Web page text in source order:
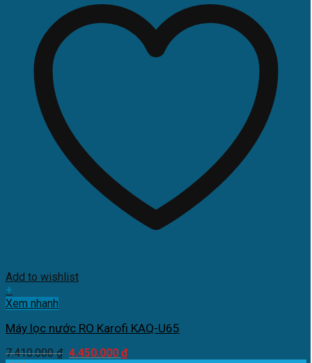
Add to wishlist
+
Xem nhanh
Máy lọc nước RO Karofi KAQ-U65
7.410.000₫ Giá
4.450.000 ₫Giá